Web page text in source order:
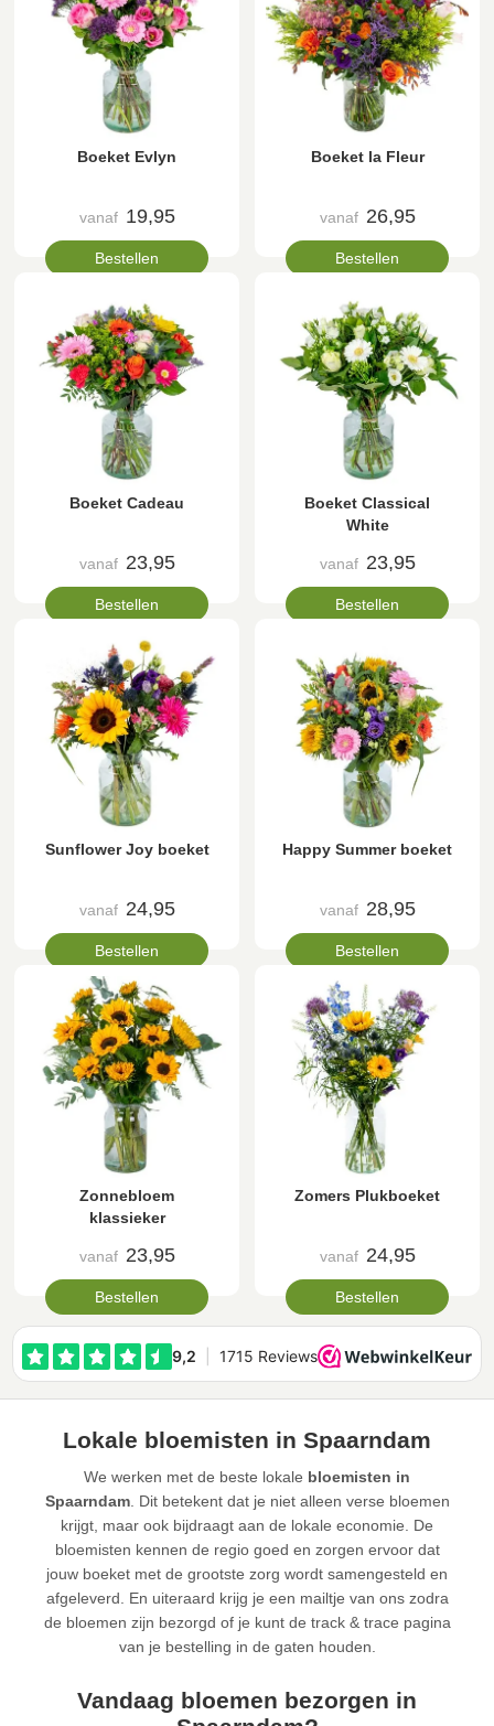
Boeket Evlyn
vanaf 19,95
Bestellen
Boeket la Fleur
vanaf 26,95
Bestellen
Boeket Cadeau
vanaf 23,95
Bestellen
Boeket Classical
White
vanaf 23,95
Bestellen
Sunflower Joy boeket
vanaf 24,95
Bestellen
Happy Summer boeket
vanaf 28,95
Bestellen
Zonnebloem
klassieker
vanaf 23,95
Bestellen
Zomers Plukboeket
vanaf 24,95
Bestellen
Lokale bloemisten in Spaarndam
We werken met de beste lokale bloemisten in
Spaarndam. Dit betekent dat je niet alleen verse bloemen
krijgt, maar ook bijdraagt aan de lokale economie. De
bloemisten kennen de regio goed en zorgen ervoor dat
jouw boeket met de grootste zorg wordt samengesteld en
afgeleverd. En uiteraard krijg je een mailtje van ons zodra
de bloemen zijn bezorgd of je kunt de track & trace pagina
van je bestelling in de gaten houden.
Vandaag bloemen bezorgen in